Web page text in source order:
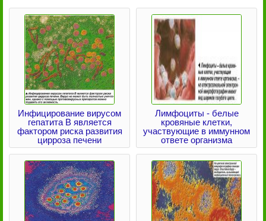
Инфицирование вирусом
гепатита В является
фактором риска развития
цирроза печени
Лимфоциты - белые
кровяные клетки,
участвующие в иммунном
ответе организма